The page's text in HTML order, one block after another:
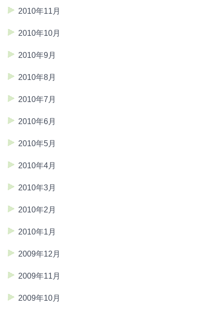
2010年11月
2010年10月
2010年9月
2010年8月
2010年7月
2010年6月
2010年5月
2010年4月
2010年3月
2010年2月
2010年1月
2009年12月
2009年11月
2009年10月